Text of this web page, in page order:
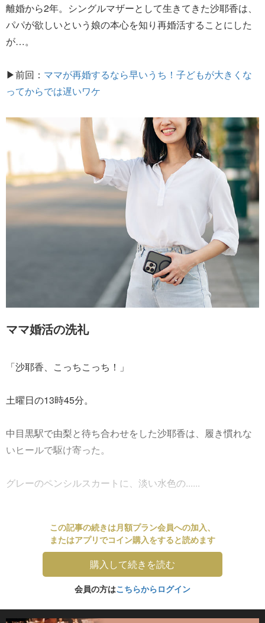
離婚から2年。シングルマザーとして生きてきた沙耶香は、
パパが欲しいという娘の本心を知り再婚活することにした
が…。
▶前回： ママが再婚するなら早いうち！子どもが大きくな
ってからでは遅いワケ
ママ婚活の洗礼
「沙耶香、こっちこっち！」
土曜日の13時45分。
中目黒駅で由梨と待ち合わせをした沙耶香は、履き慣れな
いヒールで駆け寄った。
グレーのペンシルスカートに、淡い水色の......
この記事の続きは月額プラン会員への加入、
またはアプリでコイン購入をすると読めます
購入して続きを読む
会員の方はこちらからログイン